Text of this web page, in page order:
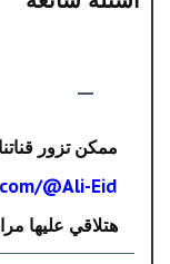
ممكن تزور
@Ali-Eid
هتلاقي عليها